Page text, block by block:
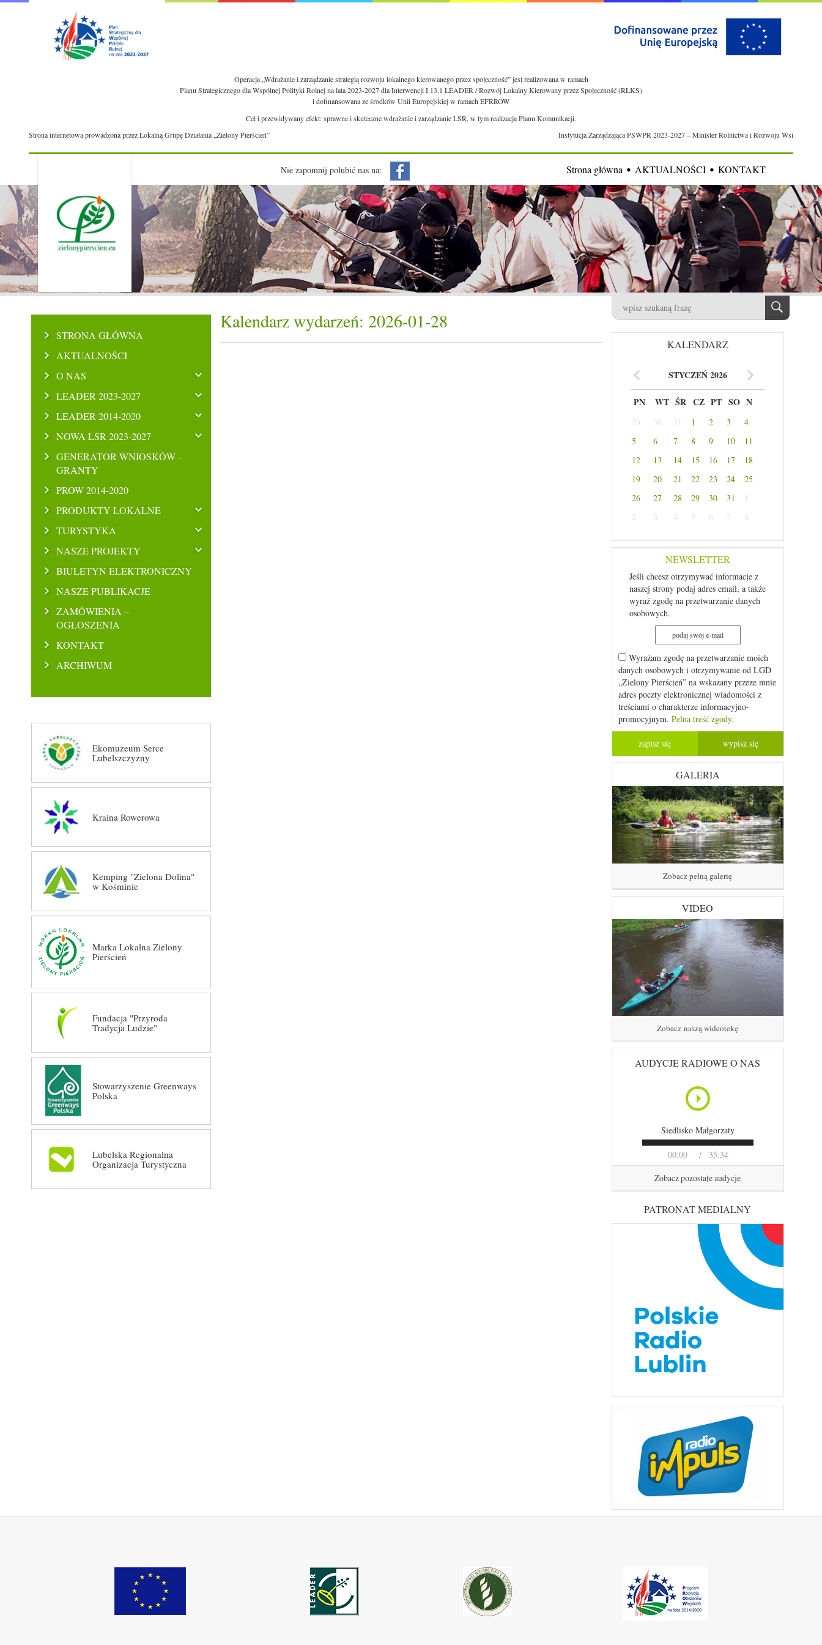
Operacja „Wdrażanie i zarządzanie strategią rozwoju lokalnego kierowanego przez społeczność” jest realizowana w ramach
Planu Strategicznego dla Wspólnej Polityki Rolnej na lata 2023-2027 dla Interwencji I.13.1 LEADER / Rozwój Lokalny Kierowany przez Społeczność (RLKS)
i dofinansowana ze środków Unii Europejskiej w ramach EFRROW
Cel i przewidywany efekt: sprawne i skuteczne wdrażanie i zarządzanie LSR, w tym realizacja Planu Komunikacji.
Strona internetowa prowadzona przez Lokalną Grupę Działania „Zielony Pierścień”
Instytucja Zarządzająca PSWPR 2023-2027 – Minister Rolnictwa i Rozwoju Wsi
Nie zapomnij polubić nas na: Strona główna AKTUALNOŚCI KONTAKT
STRONA GŁÓWNA
AKTUALNOŚCI
O NAS
LEADER 2023-2027
LEADER 2014-2020
NOWA LSR 2023-2027
GENERATOR WNIOSKÓW -
GRANTY
PROW 2014-2020
PRODUKTY LOKALNE
TURYSTYKA
NASZE PROJEKTY
BIULETYN ELEKTRONICZNY
NASZE PUBLIKACJE
ZAMÓWIENIA –
OGŁOSZENIA
KONTAKT
ARCHIWUM
Ekomuzeum Serce
Lubelszczyzny
Kraina Rowerowa
Kemping "Zielona Dolina"
w Kośminie
Marka Lokalna Zielony
Pierścień
Fundacja "Przyroda
Tradycja Ludzie"
Stowarzyszenie Greenways
Polska
Lubelska Regionalna
Organizacja Turystyczna
Kalendarz wydarzeń: 2026-01-28
KALENDARZ
STYCZEŃ 2026
PN WT ŚR CZ PT SO N
29 30 31 1 2 3
4
5
6 7 8 9 10
11
12
13 14 15 16 17
18
19
20 21 22 23 24
25
26
27 28 29 30 31
1
2
3 4 5 6 7 8
NEWSLETTER
Jeśli chcesz otrzymywać informacje z
naszej strony podaj adres email, a także
wyraź zgodę na przetwarzanie danych
osobowych.
Wyrażam zgodę na przetwarzanie moich
danych osobowych i otrzymywanie od LGD
„Zielony Pierścień” na wskazany przeze mnie
adres poczty elektronicznej wiadomości z
treściami o charakterze informacyjno-
promocyjnym. Pelna treść zgody.
GALERIA
Zobacz pełną galerię
VIDEO
Zobacz naszą wideotekę
AUDYCJE RADIOWE O NAS
00:00 35:34
Siedlisko Małgorzaty
Zobacz pozostałe audycje
PATRONAT MEDIALNY